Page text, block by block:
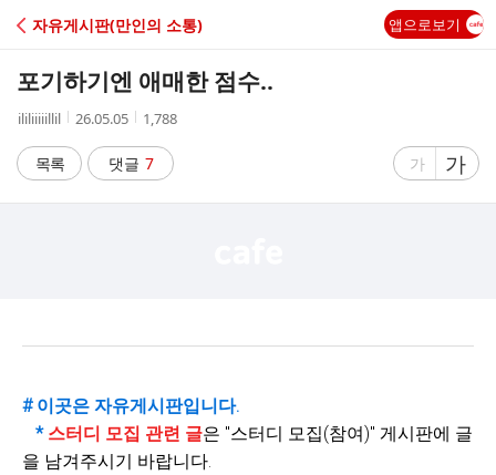
C
A
자유게시판(만인의 소통) 앱으로보기
포기하기엔 애매한 점수..
작
자
ililiiiiillil
작
시
간
26.05.05
조
수
1,788
목록 댓글 7
글
가
글
자
가
# 이곳은 자유게시판입니다.
* 스터디 모집 관련 글은 "스터디 모집(참여)" 게시판에 글
을 남겨주시기 바랍니다.